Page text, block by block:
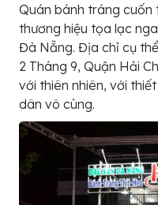
Quán bánh tráng
thương hiệu tọa lạc
Đà Nẵng. Địa chỉ cụ
2 Tháng 9, Quận Hải
với thiên nhiên, với
dân vô cùng.